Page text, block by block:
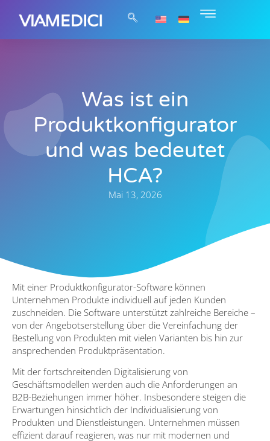
Was ist ein
Produktkonfigurator
und was bedeutet
HCA?
Mai 13, 2026
Mit einer Produktkonfigurator-Software können
Unternehmen Produkte individuell auf jeden Kunden
zuschneiden. Die Software unterstützt zahlreiche Bereiche –
von der Angebotserstellung über die Vereinfachung der
Bestellung von Produkten mit vielen Varianten bis hin zur
ansprechenden Produktpräsentation.
Mit der fortschreitenden Digitalisierung von
Geschäftsmodellen werden auch die Anforderungen an
B2B-Beziehungen immer höher. Insbesondere steigen die
Erwartungen hinsichtlich der Individualisierung von
Produkten und Dienstleistungen. Unternehmen müssen
effizient darauf reagieren, was nur mit modernen und